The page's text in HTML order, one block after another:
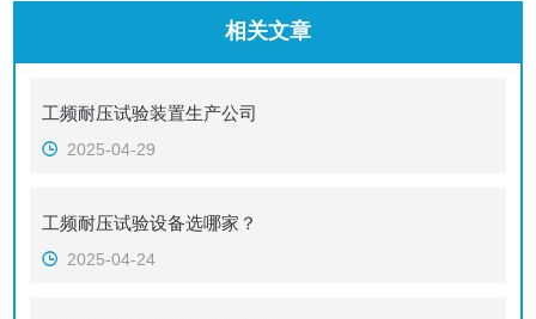
相关文章
工频耐压试验装置生产公司
2025-04-29
工频耐压试验设备选哪家？
2025-04-24